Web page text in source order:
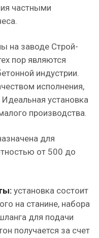
частными
на заводе Строй-
пор являются
индустрии.
исполнения,
установка
производства.
для
от 500 до
установка состоит
на станине, набора
для подачи
получается за счет